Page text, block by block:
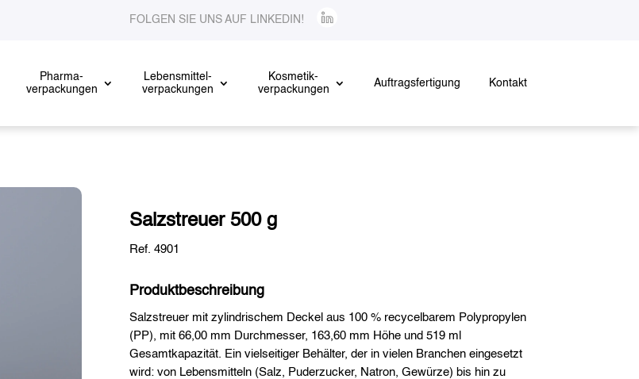
FOLGEN SIE UNS AUF LINKEDIN!
Pharma-
verpackungen
Lebensmittel-
verpackungen
Kosmetik-
verpackungen
Auftragsfertigung Kontakt
Salzstreuer 500 g
Ref. 4901
Produktbeschreibung
Salzstreuer mit zylindrischem Deckel aus 100 % recycelbarem Polypropylen
(PP), mit 66,00 mm Durchmesser, 163,60 mm Höhe und 519 ml
Gesamtkapazität. Ein vielseitiger Behälter, der in vielen Branchen eingesetzt
wird: von Lebensmitteln (Salz, Puderzucker, Natron, Gewürze) bis hin zu